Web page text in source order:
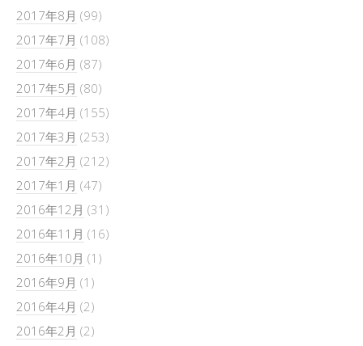
2017年8月 (99)
2017年7月 (108)
2017年6月 (87)
2017年5月 (80)
2017年4月 (155)
2017年3月 (253)
2017年2月 (212)
2017年1月 (47)
2016年12月 (31)
2016年11月 (16)
2016年10月 (1)
2016年9月 (1)
2016年4月 (2)
2016年2月 (2)